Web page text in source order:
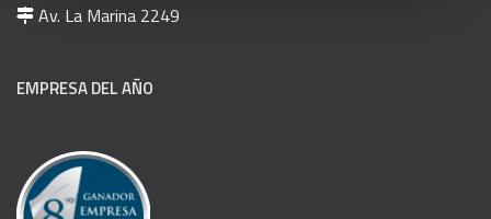
Av. La Marina 2249
EMPRESA DEL AÑO